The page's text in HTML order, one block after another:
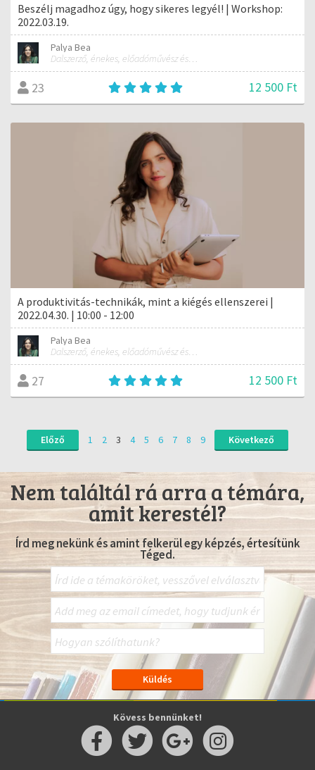
Beszélj magadhoz úgy, hogy sikeres legyél! | Workshop:
2022.03.19.
Palya Bea
Dalszerző, énekes, előadóművész és tréner
23 12 500 Ft
A produktivitás-technikák, mint a kiégés ellenszerei |
2022.04.30. | 10:00 - 12:00
Palya Bea
Dalszerző, énekes, előadóművész és tréner
27 12 500 Ft
Előző 1 2 3 4 5 6 7 8 9 Következő
Nem találtál rá arra a témára,
amit kerestél?
Írd meg nekünk és amint felkerül egy képzés, értesítünk
Téged.
Kövess bennünket!